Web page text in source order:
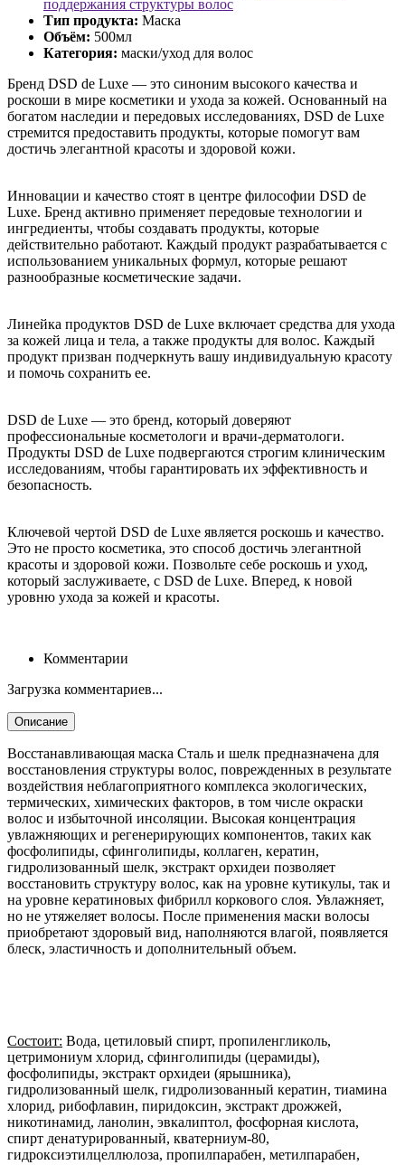
поддержания структуры волос
Тип продукта: Маска
Объём: 500мл
Категория: маски/уход для волос
Бренд DSD de Luxe — это синоним высокого качества и
роскоши в мире косметики и ухода за кожей. Основанный на
богатом наследии и передовых исследованиях, DSD de Luxe
стремится предоставить продукты, которые помогут вам
достичь элегантной красоты и здоровой кожи.
Инновации и качество стоят в центре философии DSD de
Luxe. Бренд активно применяет передовые технологии и
ингредиенты, чтобы создавать продукты, которые
действительно работают. Каждый продукт разрабатывается с
использованием уникальных формул, которые решают
разнообразные косметические задачи.
Линейка продуктов DSD de Luxe включает средства для ухода
за кожей лица и тела, а также продукты для волос. Каждый
продукт призван подчеркнуть вашу индивидуальную красоту
и помочь сохранить ее.
DSD de Luxe — это бренд, который доверяют
профессиональные косметологи и врачи-дерматологи.
Продукты DSD de Luxe подвергаются строгим клиническим
исследованиям, чтобы гарантировать их эффективность и
безопасность.
Ключевой чертой DSD de Luxe является роскошь и качество.
Это не просто косметика, это способ достичь элегантной
красоты и здоровой кожи. Позвольте себе роскошь и уход,
который заслуживаете, с DSD de Luxe. Вперед, к новой
уровню ухода за кожей и красоты.
Комментарии
Загрузка комментариев...
Описание
Восстанавливающая маска Сталь и шелк предназначена для
восстановления структуры волос, поврежденных в результате
воздействия неблагоприятного комплекса экологических,
термических, химических факторов, в том числе окраски
волос и избыточной инсоляции. Высокая концентрация
увлажняющих и регенерирующих компонентов, таких как
фосфолипиды, сфинголипиды, коллаген, кератин,
гидролизованный шелк, экстракт орхидеи позволяет
восстановить структуру волос, как на уровне кутикулы, так и
на уровне кератиновых фибрилл коркового слоя. Увлажняет,
но не утяжеляет волосы. После применения маски волосы
приобретают здоровый вид, наполняются влагой, появляется
блеск, эластичность и дополнительный объем.
Состоит: Вода, цетиловый спирт, пропиленгликоль,
цетримониум хлорид, сфинголипиды (церамиды),
фосфолипиды, экстракт орхидеи (ярышника),
гидролизованный шелк, гидролизованный кератин, тиамина
хлорид, рибофлавин, пиридоксин, экстракт дрожжей,
никотинамид, ланолин, эвкалиптол, фосфорная кислота,
спирт денатурированный, кватерниум-80,
гидроксиэтилцеллюлоза, пропилпарабен, метилпарабен,